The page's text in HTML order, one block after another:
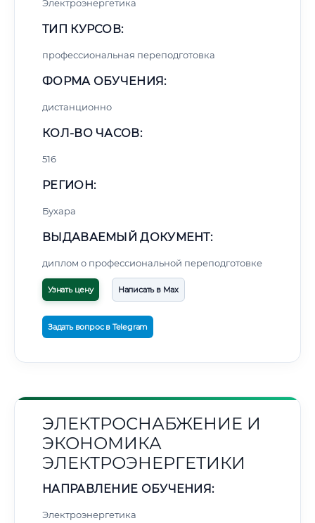
Электроэнергетика
ТИП КУРСОВ:
профессиональная переподготовка
ФОРМА ОБУЧЕНИЯ:
дистанционно
КОЛ-ВО ЧАСОВ:
516
РЕГИОН:
Бухара
ВЫДАВАЕМЫЙ ДОКУМЕНТ:
диплом о профессиональной переподготовке
Узнать цену Написать в Max
Задать вопрос в Telegram
ЭЛЕКТРОСНАБЖЕНИЕ И
ЭКОНОМИКА
ЭЛЕКТРОЭНЕРГЕТИКИ
НАПРАВЛЕНИЕ ОБУЧЕНИЯ:
Электроэнергетика